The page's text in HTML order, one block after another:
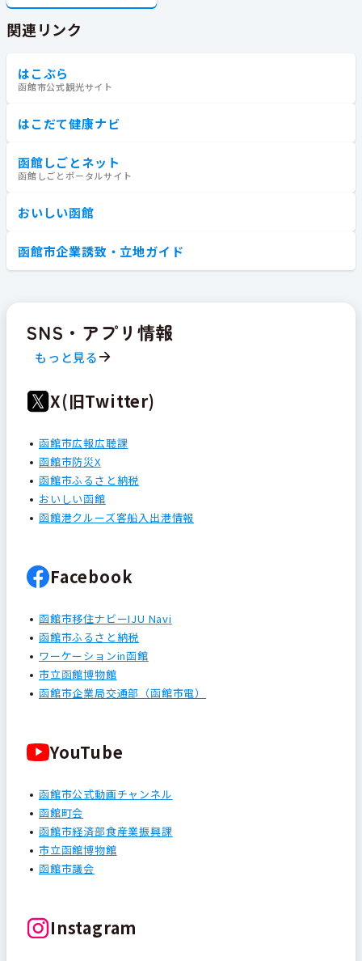
関連リンク
はこぶら
函館市公式観光サイト
はこだて健康ナビ
函館しごとネット
函館しごとポータルサイト
おいしい函館
函館市企業誘致・立地ガイド
SNS・アプリ情報
もっと見る
X(旧Twitter)
函館市広報広聴課
函館市防災X
函館市ふるさと納税
おいしい函館
函館港クルーズ客船入出港情報
Facebook
函館市移住ナビーIJU Navi
函館市ふるさと納税
ワーケーションin函館
市立函館博物館
函館市企業局交通部（函館市電）
YouTube
函館市公式動画チャンネル
函館町会
函館市経済部食産業振興課
市立函館博物館
函館市議会
Instagram